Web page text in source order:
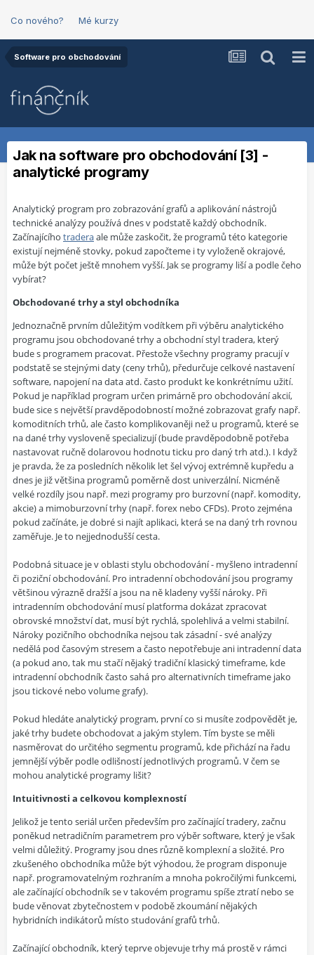
Co nového? Mé kurzy
Software pro obchodování
Jak na software pro obchodování [3] -
analytické programy
Analytický program pro zobrazování grafů a aplikování nástrojů
technické analýzy používá dnes v podstatě každý obchodník.
Začínajícího traderaale může zaskočit, že programů této kategorie
existují nejméně stovky, pokud započteme i ty vyloženě okrajové,
může být počet ještě mnohem vyšší. Jak se programy liší a podle čeho
vybírat?
Obchodované trhy a styl obchodníka
Jednoznačně prvním důležitým vodítkem při výběru analytického
programu jsou obchodované trhy a obchodní styl tradera, který
bude s programem pracovat. Přestože všechny programy pracují v
podstatě se stejnými daty (ceny trhů), předurčuje celkové nastavení
software, napojení na data atd. často produkt ke konkrétnímu užití.
Pokud je například program určen primárně pro obchodování akcií,
bude sice s největší pravděpodobností možné zobrazovat grafy např.
komoditních trhů, ale často komplikovaněji než u programů, které se
na dané trhy vysloveně specializují (bude pravděpodobně potřeba
nastavovat ručně dolarovou hodnotu ticku pro daný trh atd.). I když
je pravda, že za posledních několik let šel vývoj extrémně kupředu a
dnes je již většina programů poměrně dost univerzální. Nicméně
velké rozdíly jsou např. mezi programy pro burzovní (např. komodity,
akcie) a mimoburzovní trhy (např. forex nebo CFDs). Proto zejména
pokud začínáte, je dobré si najít aplikaci, která se na daný trh rovnou
zaměřuje. Je to nejjednodušší cesta.
Podobná situace je v oblasti stylu obchodování - myšleno intradenní
či poziční obchodování. Pro intradenní obchodování jsou programy
většinou výrazně dražší a jsou na ně kladeny vyšší nároky. Při
intradenním obchodování musí platforma dokázat zpracovat
obrovské množství dat, musí být rychlá, spolehlivá a velmi stabilní.
Nároky pozičního obchodníka nejsou tak zásadní - své analýzy
nedělá pod časovým stresem a často nepotřebuje ani intradenní data
(a pokud ano, tak mu stačí nějaký tradiční klasický timeframe, kde
intradenní obchodník často sahá pro alternativních timeframe jako
jsou tickové nebo volume grafy).
Pokud hledáte analytický program, první co si musíte zodpovědět je,
jaké trhy budete obchodovat a jakým stylem. Tím byste se měli
nasměrovat do určitého segmentu programů, kde přichází na řadu
jemnější výběr podle odlišností jednotlivých programů. V čem se
mohou analytické programy lišit?
Intuitivnosti a celkovou komplexností
Jelikož je tento seriál určen především pro začínající tradery, začnu
poněkud netradičním parametrem pro výběr software, který je však
velmi důležitý. Programy jsou dnes různě komplexní a složité. Pro
zkušeného obchodníka může být výhodou, že program disponuje
např. programovatelným rozhraním a mnoha pokročilými funkcemi,
ale začínající obchodník se v takovém programu spíše ztratí nebo se
bude věnovat zbytečnostem v podobě zkoumání nějakých
hybridních indikátorů místo studování grafů trhů.
Začínající obchodník, který teprve objevuje trhy má prostě v rámci